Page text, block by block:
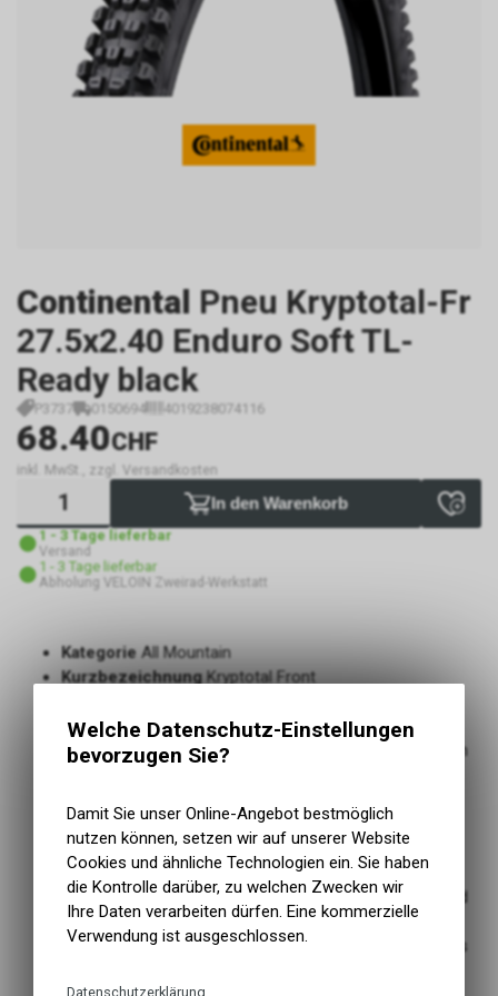
Continental Pneu Kryptotal-Fr
27.5x2.40 Enduro Soft TL-
Ready black
P3737 0150694 4019238074116
68.40CHF
inkl. MwSt., zzgl. Versandkosten
In den Warenkorb
1 - 3 Tage lieferbar
Versand
1 - 3 Tage lieferbar
Abholung VELOIN Zweirad-Werkstatt
KategorieAll Mountain
KurzbezeichnungKryptotal Front
Tread CompoundBlack Chili
Der Spezialist für gemischtes Gelände und Bedingungen
Profildesign wurde speziell für Vorderräder entwickelt,
optimiert die Wendigkeit und Agilität
Die Kombination aus steil und flach abgeschrägten
Mittelstollen ist ideal für den Einsatz in gemischtem und
losem Gelände
Ausgezeichneter Grip, hohe Laufleistung und effizientes
Welche Datenschutz-Einstellungen
bevorzugen Sie?
Damit Sie unser Online-Angebot bestmöglich
nutzen können, setzen wir auf unserer Website
Cookies und ähnliche Technologien ein. Sie haben
die Kontrolle darüber, zu welchen Zwecken wir
Ihre Daten verarbeiten dürfen. Eine kommerzielle
Verwendung ist ausgeschlossen.
Datenschutzerklärung